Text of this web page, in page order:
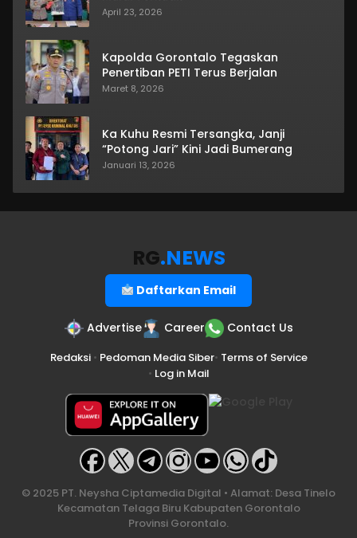
April 23, 2026
Kapolda Gorontalo Tegaskan
Penertiban PETI Terus Berjalan
Maret 8, 2026
Ka Kuhu Resmi Tersangka, Janji
“Potong Jari” Kini Jadi Bumerang
Januari 13, 2026
RG.NEWS
Daftarkan Email
Advertise Career Contact Us
Redaksi• Pedoman Media Siber• Terms of Service
• Log in Mail
© 2025 PT. Neysha Ciptamedia Digital • Alamat: Desa Tinelo
Kecamatan Telaga Biru Kabupaten Gorontalo
Provinsi Gorontalo.